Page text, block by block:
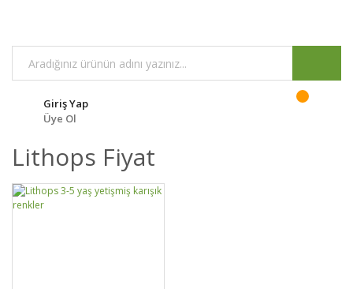
Giriş Yap
Üye Ol
Lithops Fiyat